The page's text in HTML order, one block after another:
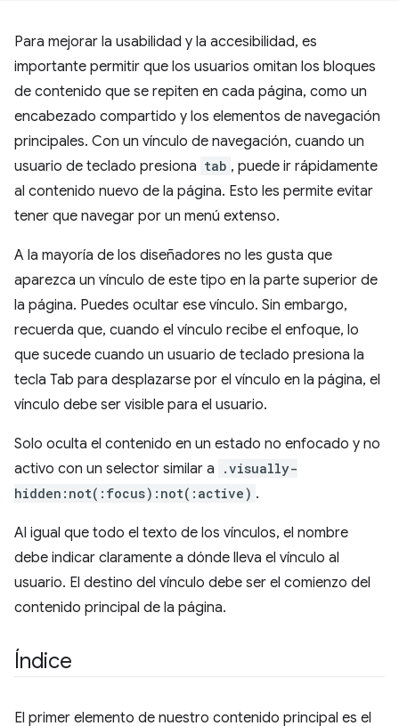
Para mejorar la usabilidad y la accesibilidad, es
importante permitir que los usuarios omitan los bloques
de contenido que se repiten en cada página, como un
encabezado compartido y los elementos de navegación
principales. Con un vínculo de navegación, cuando un
usuario de teclado presiona tab , puede ir rápidamente
al contenido nuevo de la página. Esto les permite evitar
tener que navegar por un menú extenso.
A la mayoría de los diseñadores no les gusta que
aparezca un vínculo de este tipo en la parte superior de
la página. Puedes ocultar ese vínculo. Sin embargo,
recuerda que, cuando el vínculo recibe el enfoque, lo
que sucede cuando un usuario de teclado presiona la
tecla Tab para desplazarse por el vínculo en la página, el
vínculo debe ser visible para el usuario.
Solo oculta el contenido en un estado no enfocado y no
activo con un selector similar a
.visually-
hidden:not(:focus):not(:active) .
Al igual que todo el texto de los vínculos, el nombre
debe indicar claramente a dónde lleva el vínculo al
usuario. El destino del vínculo debe ser el comienzo del
contenido principal de la página.
Índice
El primer elemento de nuestro contenido principal es el